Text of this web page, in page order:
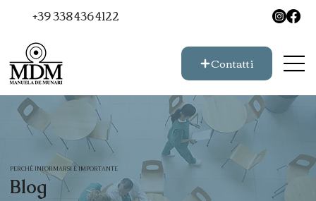
+39 338 436 4122
Contatti
PERCHÉ INFORMARSI È IMPORTANTE
Blog